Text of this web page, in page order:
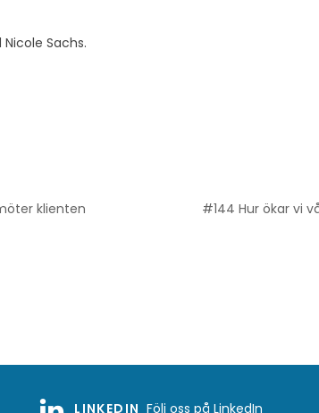
Sachs.
klienten
#144 Hur ökar vi
LINKEDIN Följ oss på LinkedIn